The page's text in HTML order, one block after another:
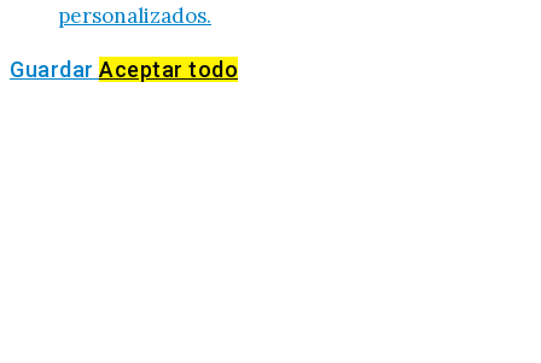
personalizados.
Guardar Aceptar todo